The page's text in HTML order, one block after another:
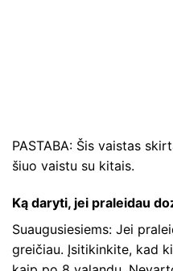
PASTABA: Šis vaistas
šiuo vaistu su kitais.
Ką daryti, jei praleidau
Suaugusiesiems: Jei
greičiau. Įsitikinkite, kad